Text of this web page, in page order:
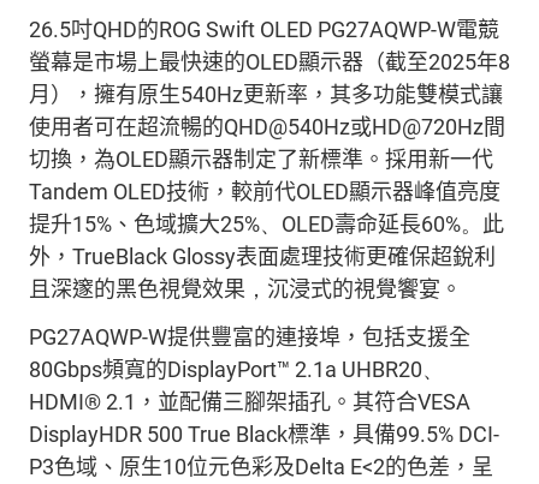
26.5吋QHD的ROG Swift OLED PG27AQWP-W電競
螢幕是市場上最快速的OLED顯示器（截至2025年8
月），擁有原生540Hz更新率，其多功能雙模式讓
使用者可在超流暢的QHD@540Hz或HD@720Hz間
切換，為OLED顯示器制定了新標準。採用新一代
Tandem OLED技術，較前代OLED顯示器峰值亮度
提升15% 、色域擴大25%、 OLED壽命延長60%。 此
外， TrueBlack Glossy表面處理技術更確保超銳利
且深邃的黑色視覺效果 ， 沉浸式的視覺饗宴。
PG27AQWP-W提供豐富的連接埠，包括支援全
80Gbps頻寬的DisplayPort™ 2.1a UHBR20、
HDMI® 2.1 ，並配備三腳架插孔 。其符合VESA
DisplayHDR 500 True Black標準，具備99.5% DCI-
P3色域、原生10位元色彩及Delta E<2的色差，呈